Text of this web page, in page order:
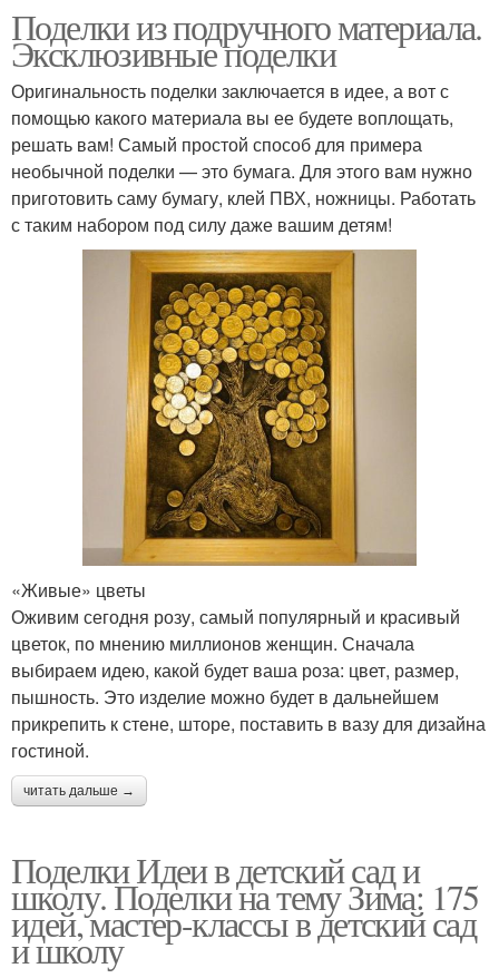
Поделки из подручного материала.
Эксклюзивные поделки
Оригинальность поделки заключается в идее, а вот с
помощью какого материала вы ее будете воплощать,
решать вам! Самый простой способ для примера
необычной поделки — это бумага. Для этого вам нужно
приготовить саму бумагу, клей ПВХ, ножницы. Работать
с таким набором под силу даже вашим детям!
«Живые» цветы
Оживим сегодня розу, самый популярный и красивый
цветок, по мнению миллионов женщин. Сначала
выбираем идею, какой будет ваша роза: цвет, размер,
пышность. Это изделие можно будет в дальнейшем
прикрепить к стене, шторе, поставить в вазу для дизайна
гостиной.
читать дальше →
Поделки Идеи в детский сад и
школу. Поделки на тему Зима: 175
идей, мастер-классы в детский сад
и школу